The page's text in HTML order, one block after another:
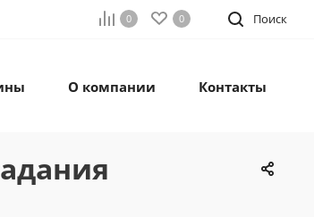
Поиск
0 0
О компании Контакты